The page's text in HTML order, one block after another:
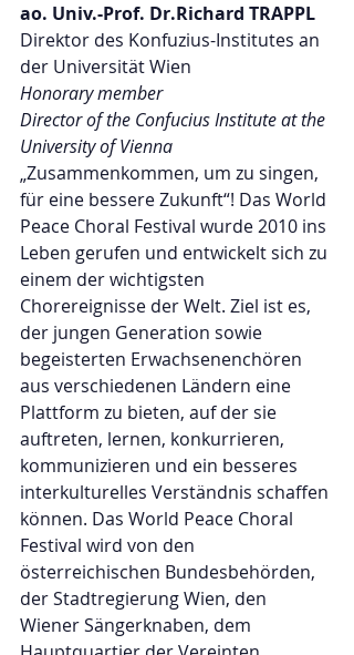
ao. Univ.-Prof. Dr.Richard TRAPPL
Direktor des Konfuzius-Institutes an
der Universität Wien
Honorary member
Director of the Confucius Institute at the
University of Vienna
„Zusammenkommen, um zu singen,
für eine bessere Zukunft“! Das World
Peace Choral Festival wurde 2010 ins
Leben gerufen und entwickelt sich zu
einem der wichtigsten
Chorereignisse der Welt. Ziel ist es,
der jungen Generation sowie
begeisterten Erwachsenenchören
aus verschiedenen Ländern eine
Plattform zu bieten, auf der sie
auftreten, lernen, konkurrieren,
kommunizieren und ein besseres
interkulturelles Verständnis schaffen
können. Das World Peace Choral
Festival wird von den
österreichischen Bundesbehörden,
der Stadtregierung Wien, den
Wiener Sängerknaben, dem